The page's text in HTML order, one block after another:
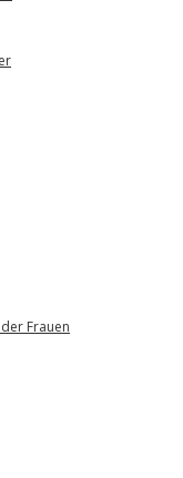
Frauen